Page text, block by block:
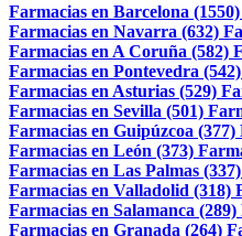
Farmacias en Barcelona (1550)
Farmacias en Navarra (632)
Farmacias en A Coruña (582)
Farmacias en Pontevedra (542)
Farmacias en Asturias (529)
Farmacias en Sevilla (501)
Farmacias en Guipúzcoa (377)
Farmacias en León (373)
Farmacias en Las Palmas (337)
Farmacias en Valladolid (318)
Farmacias en Salamanca (289)
Farmacias en Granada (264)